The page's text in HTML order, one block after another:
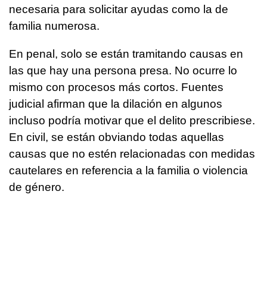
necesaria para solicitar ayudas como la de
familia numerosa.
En penal, solo se están tramitando causas en
las que hay una persona presa. No ocurre lo
mismo con procesos más cortos. Fuentes
judicial afirman que la dilación en algunos
incluso podría motivar que el delito prescribiese.
En civil, se están obviando todas aquellas
causas que no estén relacionadas con medidas
cautelares en referencia a la familia o violencia
de género.